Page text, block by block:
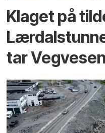
Klaget på
tar